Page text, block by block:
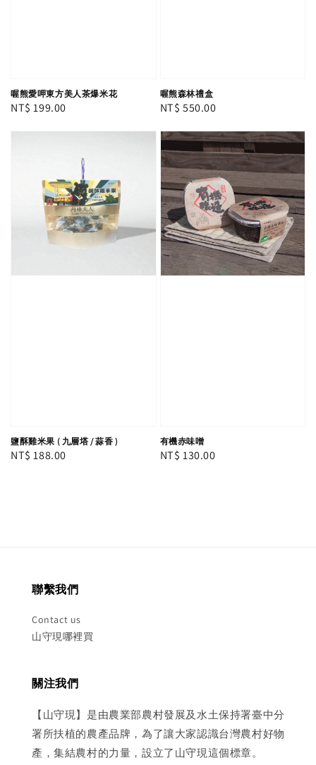
喔熊愛呷東方美人茶爆米花
Regular
NT$ 199.00
喔熊森林禮盒
Regular
NT$ 550.00
鹽酥雞米果 ( 九層塔 / 蒜香 )
Regular
NT$ 188.00
有機赤味噌
Regular
NT$ 130.00
聯繫我們
Contact us
山守現哪裡買
關注我們
【山守現】是由農業部農村發展及水土保持署臺中分
署所扶植的農產品牌，為了讓大家認識台灣農村好物
產，集結農村的力量，設立了山守現這個標章。